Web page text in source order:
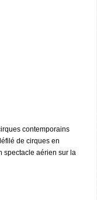
contemporains
de cirques en
spectacle aérien sur la